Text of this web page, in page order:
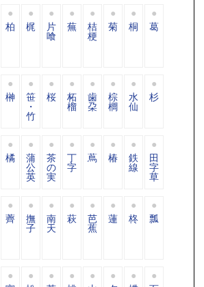
柏 梶 片
喰
蕪 桔
梗
菊 桐 葛
榊 笹
・
竹
桜 柘
榴
歯
朶
棕
櫚
水
仙
杉
橘 蒲
公
英
茶
の
実
丁
字
蔦 椿 鉄
線
田
字
草
薺 撫
子
南
天
萩 芭
蕉
蓮 柊 瓢